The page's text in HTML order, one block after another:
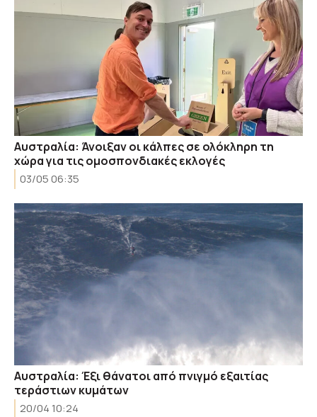
Αυστραλία: Άνοιξαν οι κάλπες σε ολόκληρη τη
χώρα για τις ομοσπονδιακές εκλογές
03/05 06:35
Αυστραλία: Έξι θάνατοι από πνιγμό εξαιτίας
τεράστιων κυμάτων
20/04 10:24